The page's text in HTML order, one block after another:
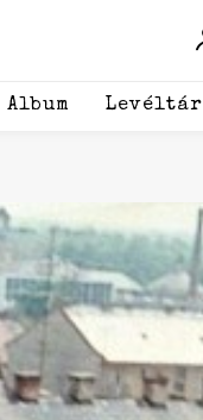
Album Levéltár